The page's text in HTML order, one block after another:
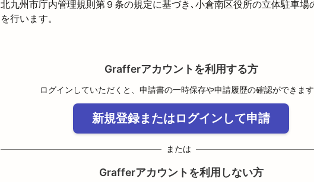
北九州市庁内管理規則第９条の規定に基づき､小倉南区役所の立体駐車場
を行います。
Grafferアカウントを利用する方
ログインしていただくと、申請書の一時保存や申請履歴の確認ができま
新規登録またはログインして申請
または
Grafferアカウントを利用しない方